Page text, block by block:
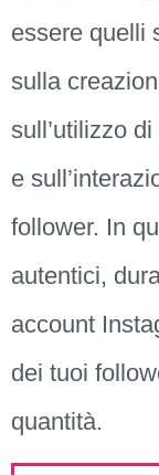
essere quelli
sulla
sull’utilizzo
e
follower. In
autentici,
account
dei tuoi
quantità.